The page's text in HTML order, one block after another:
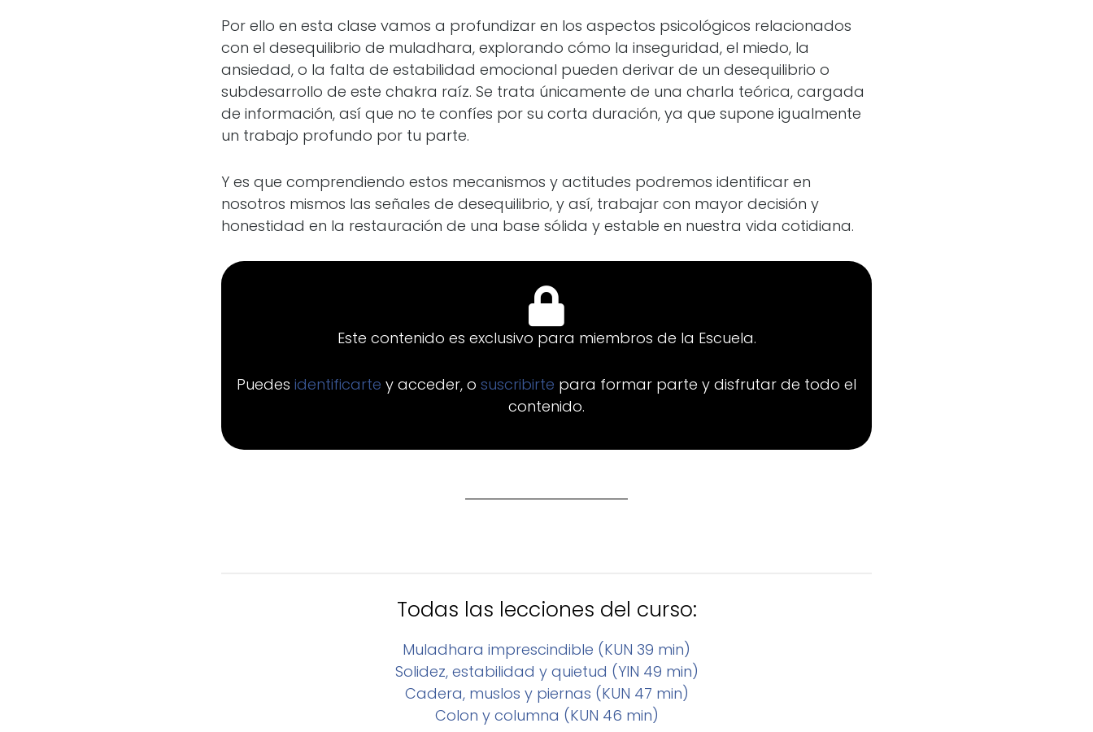
Por ello en esta clase vamos a profundizar en los aspectos psicológicos relacionados
con el desequilibrio de muladhara, explorando cómo la inseguridad, el miedo, la
ansiedad, o la falta de estabilidad emocional pueden derivar de un desequilibrio o
subdesarrollo de este chakra raíz. Se trata únicamente de una charla teórica, cargada
de información, así que no te confíes por su corta duración, ya que supone igualmente
un trabajo profundo por tu parte.
Y es que comprendiendo estos mecanismos y actitudes podremos identificar en
nosotros mismos las señales de desequilibrio, y así, trabajar con mayor decisión y
honestidad en la restauración de una base sólida y estable en nuestra vida cotidiana.
Este contenido es exclusivo para miembros de la Escuela.
Puedes identificarte y acceder, o suscribirte para formar parte y disfrutar de todo el
contenido.
Todas las lecciones del curso:
Muladhara imprescindible (KUN 39 min)
Solidez, estabilidad y quietud (YIN 49 min)
Cadera, muslos y piernas (KUN 47 min)
Colon y columna (KUN 46 min)